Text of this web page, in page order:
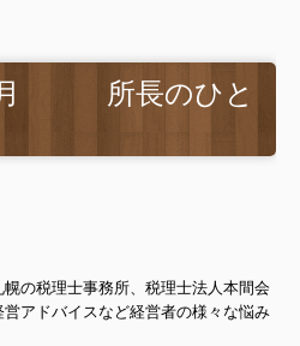
月 所長のひと
の税理士事務所、税理士法人本間会
アドバイスなど経営者の様々な悩み